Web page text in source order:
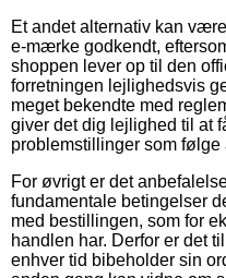
Et andet alternativ kan
e-mærke godkendt,
shoppen lever op til den
forretningen lejlighedsvis
meget bekendte med
giver det dig lejlighed til at
problemstillinger som følge
For øvrigt er det
fundamentale betingelser
med bestillingen, som for
handlen har. Derfor er det
enhver tid bibeholder sin